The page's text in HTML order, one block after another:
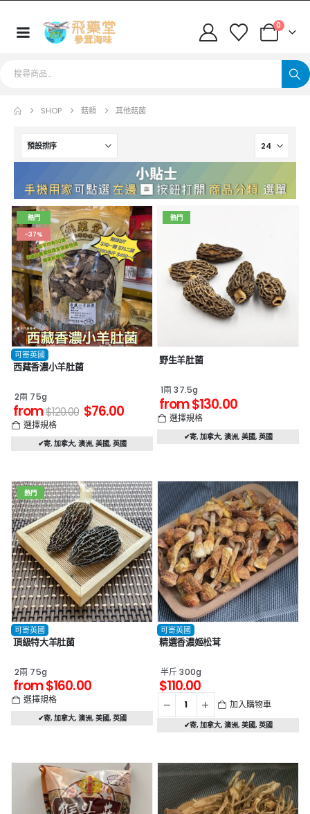
0
SHOP 菇類 其他菇菌
熱門
-37%
可寄英國
西藏香濃小羊肚菌
2兩 75g
from$120.00 $76.00
選擇規格
✔寄, 加拿大, 澳洲, 美國, 英國
熱門
野生羊肚菌
1兩 37.5g
from$130.00
選擇規格
✔寄, 加拿大, 澳洲, 美國, 英國
熱門
可寄英國
頂級特大羊肚菌
2兩 75g
from$160.00
選擇規格
✔寄, 加拿大, 澳洲, 美國, 英國
可寄英國
精選香濃姬松茸
半斤 300g
$110.00
加入購物車
✔寄, 加拿大, 澳洲, 美國, 英國